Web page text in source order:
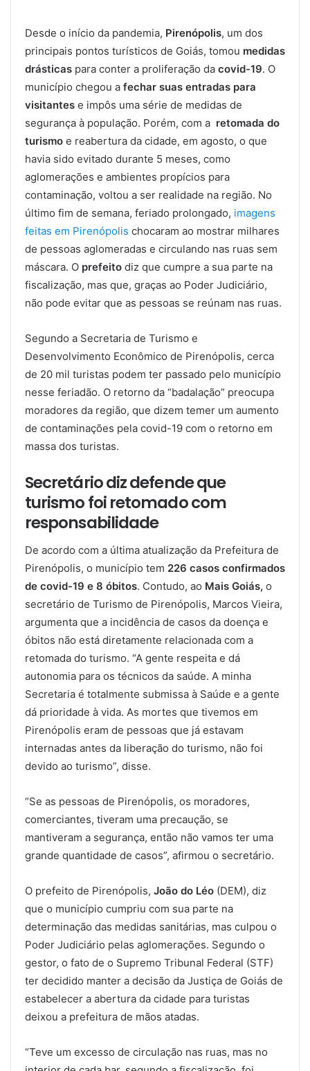
Desde o início da pandemia, Pirenópolis, um dos
principais pontos turísticos de Goiás, tomou medidas
drásticas para conter a proliferação da covid-19. O
município chegou a fechar suas entradas para
visitantes e impôs uma série de medidas de
segurança à população. Porém, com a retomada do
turismo e reabertura da cidade, em agosto, o que
havia sido evitado durante 5 meses, como
aglomerações e ambientes propícios para
contaminação, voltou a ser realidade na região. No
último fim de semana, feriado prolongado, imagens
feitas em Pirenópolis chocaram ao mostrar milhares
de pessoas aglomeradas e circulando nas ruas sem
máscara. O prefeito diz que cumpre a sua parte na
fiscalização, mas que, graças ao Poder Judiciário,
não pode evitar que as pessoas se reúnam nas ruas.
Segundo a Secretaria de Turismo e
Desenvolvimento Econômico de Pirenópolis, cerca
de 20 mil turistas podem ter passado pelo município
nesse feriadão. O retorno da “badalação” preocupa
moradores da região, que dizem temer um aumento
de contaminações pela covid-19 com o retorno em
massa dos turistas.
Secretário diz defende que
turismo foi retomado com
responsabilidade
De acordo com a última atualização da Prefeitura de
Pirenópolis, o município tem 226 casos confirmados
de covid-19 e 8 óbitos. Contudo, ao Mais Goiás, o
secretário de Turismo de Pirenópolis, Marcos Vieira,
argumenta que a incidência de casos da doença e
óbitos não está diretamente relacionada com a
retomada do turismo. “A gente respeita e dá
autonomia para os técnicos da saúde. A minha
Secretaria é totalmente submissa à Saúde e a gente
dá prioridade à vida. As mortes que tivemos em
Pirenópolis eram de pessoas que já estavam
internadas antes da liberação do turismo, não foi
devido ao turismo”, disse.
“Se as pessoas de Pirenópolis, os moradores,
comerciantes, tiveram uma precaução, se
mantiveram a segurança, então não vamos ter uma
grande quantidade de casos”, afirmou o secretário.
O prefeito de Pirenópolis, João do Léo (DEM), diz
que o município cumpriu com sua parte na
determinação das medidas sanitárias, mas culpou o
Poder Judiciário pelas aglomerações. Segundo o
gestor, o fato de o Supremo Tribunal Federal (STF)
ter decidido manter a decisão da Justiça de Goiás de
estabelecer a abertura da cidade para turistas
deixou a prefeitura de mãos atadas.
“Teve um excesso de circulação nas ruas, mas no